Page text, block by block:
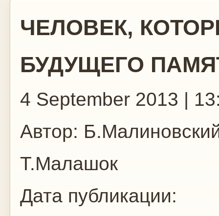
ЧЕЛОВЕК,
БУДУЩЕГО
4 September 2013 |
Автор:
Т.Малашок
Дата публикации: